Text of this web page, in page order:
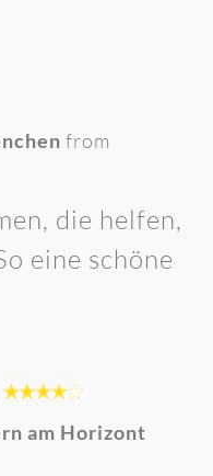
from
die helfen,
eine schöne
am Horizont